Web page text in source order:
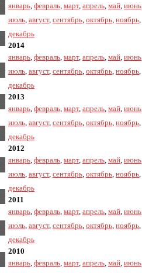
январь, февраль, март, апрель, май, июнь,
июль, август, сентябрь, октябрь, ноябрь,
декабрь
2014
январь, февраль, март, апрель, май, июнь,
июль, август, сентябрь, октябрь, ноябрь,
декабрь
2013
январь, февраль, март, апрель, май, июнь,
июль, август, сентябрь, октябрь, ноябрь,
декабрь
2012
январь, февраль, март, апрель, май, июнь,
июль, август, сентябрь, октябрь, ноябрь,
декабрь
2011
январь, февраль, март, апрель, май, июнь,
июль, август, сентябрь, октябрь, ноябрь,
декабрь
2010
январь, февраль, март, апрель, май, июнь,